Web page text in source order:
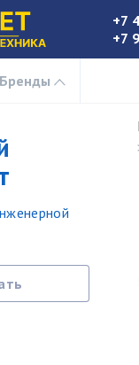
+7
+7
Бренды